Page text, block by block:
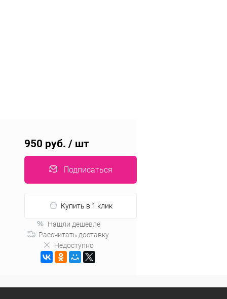
950 руб. / шт
Подписаться
Купить в 1 клик
Нашли дешевле
Рассчитать доставку
Недоступно